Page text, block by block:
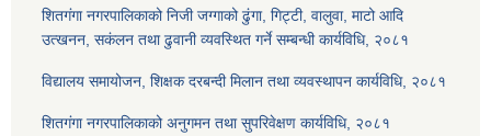
शितगंगा नगरपालिकाको निजी जग्गाको ढुंगा, गिट्टी, वालुवा, माटो आदि
उत्खनन, सकंलन तथा ढुवानी व्यवस्थित गर्ने सम्बन्धी कार्यविधि, २०८१
विद्यालय समायोजन, शिक्षक दरबन्दी मिलान तथा व्यवस्थापन कार्यविधि, २०८१
शितगंगा नगरपालिकाको अनुगमन तथा सुपरिवेक्षण कार्यविधि, २०८१